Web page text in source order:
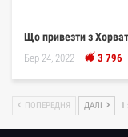
Що привезти з
Бер 24, 2022 3 796
ПОПЕРЕДНЯ ДАЛІ 1